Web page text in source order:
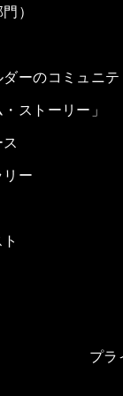
）
ーのコミュニテ
ストーリー」
リー
プラ